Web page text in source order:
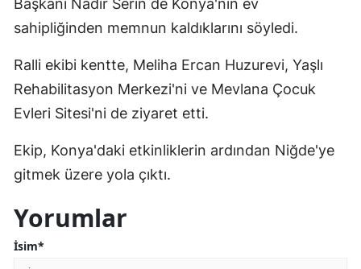
Başkanı Nadir Serin de Konya'nın ev
sahipliğinden memnun kaldıklarını söyledi.
Ralli ekibi kentte, Meliha Ercan Huzurevi, Yaşlı
Rehabilitasyon Merkezi'ni ve Mevlana Çocuk
Evleri Sitesi'ni de ziyaret etti.
Ekip, Konya'daki etkinliklerin ardından Niğde'ye
gitmek üzere yola çıktı.
Yorumlar
İsim*